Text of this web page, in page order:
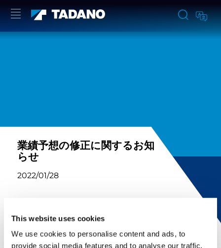
This website uses cookies
We use cookies to personalise content and ads, to
provide social media features and to analyse our traffic.
業績予想の修正に関するお知
らせ
2022/01/28
2021年4月28日公表の「2022年3月期通期連結業績
予想」を修正しましたので、お知らせいたします。